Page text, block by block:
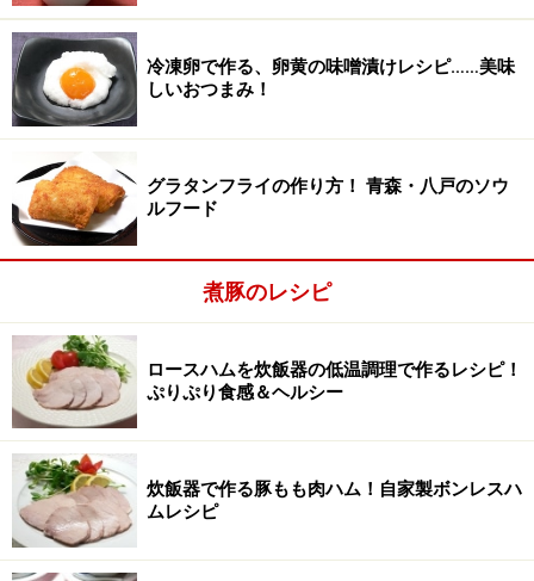
2
もも肉にまぶしつけ、ラップで包んで冷蔵庫で３日
間寝かす。
もも肉は余分な脂を削り取り、所々を竹串で刺して、
冷凍卵で作る、卵黄の味噌漬けレシピ……美味
しいおつまみ！
グラタンフライの作り方！ 青森・八戸のソウ
ルフード
煮豚のレシピ
ロースハムを炊飯器の低温調理で作るレシピ！
ぷりぷり食感＆ヘルシー
炊飯器で作る豚もも肉ハム！自家製ボンレスハ
ムレシピ